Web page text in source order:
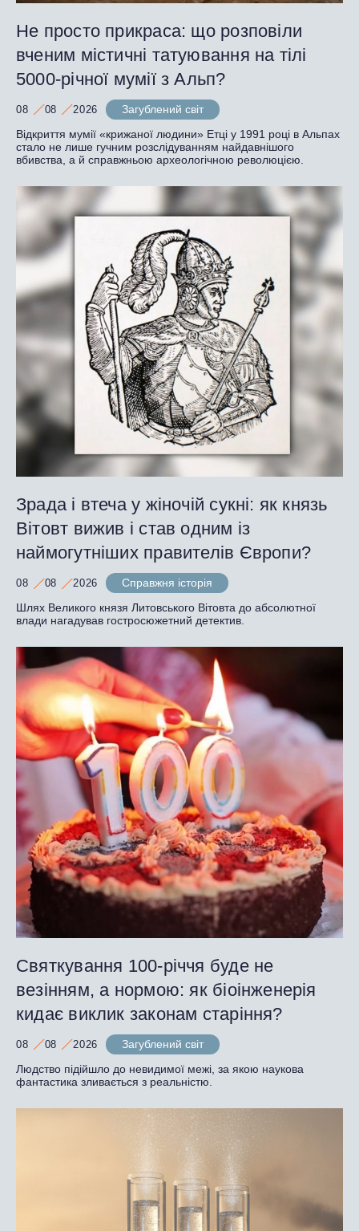
Не просто прикраса: що розповіли
вченим містичні татуювання на тілі
5000-річної мумії з Альп?
08 08 2026
Загублений світ
Відкриття мумії «крижаної людини» Етці у 1991 році в Альпах
стало не лише гучним розслідуванням найдавнішого
вбивства, а й справжньою археологічною революцією.
Зрада і втеча у жіночій сукні: як князь
Вітовт вижив і став одним із
наймогутніших правителів Європи?
08 08 2026
Справжня історія
Шлях Великого князя Литовського Вітовта до абсолютної
влади нагадував гостросюжетний детектив.
Святкування 100-річчя буде не
везінням, а нормою: як біоінженерія
кидає виклик законам старіння?
08 08 2026
Загублений світ
Людство підійшло до невидимої межі, за якою наукова
фантастика зливається з реальністю.